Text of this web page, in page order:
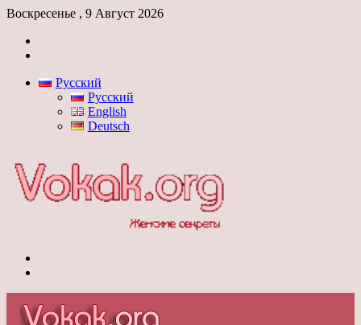
Воскресенье , 9 Август 2026
Русский
Русский
English
Deutsch